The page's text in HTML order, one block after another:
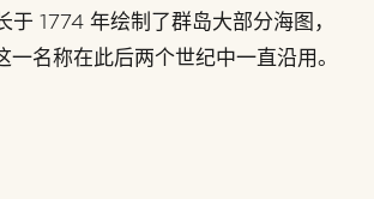
1774 年绘制了群岛大部分海图，
一名称在此后两个世纪中一直沿用。